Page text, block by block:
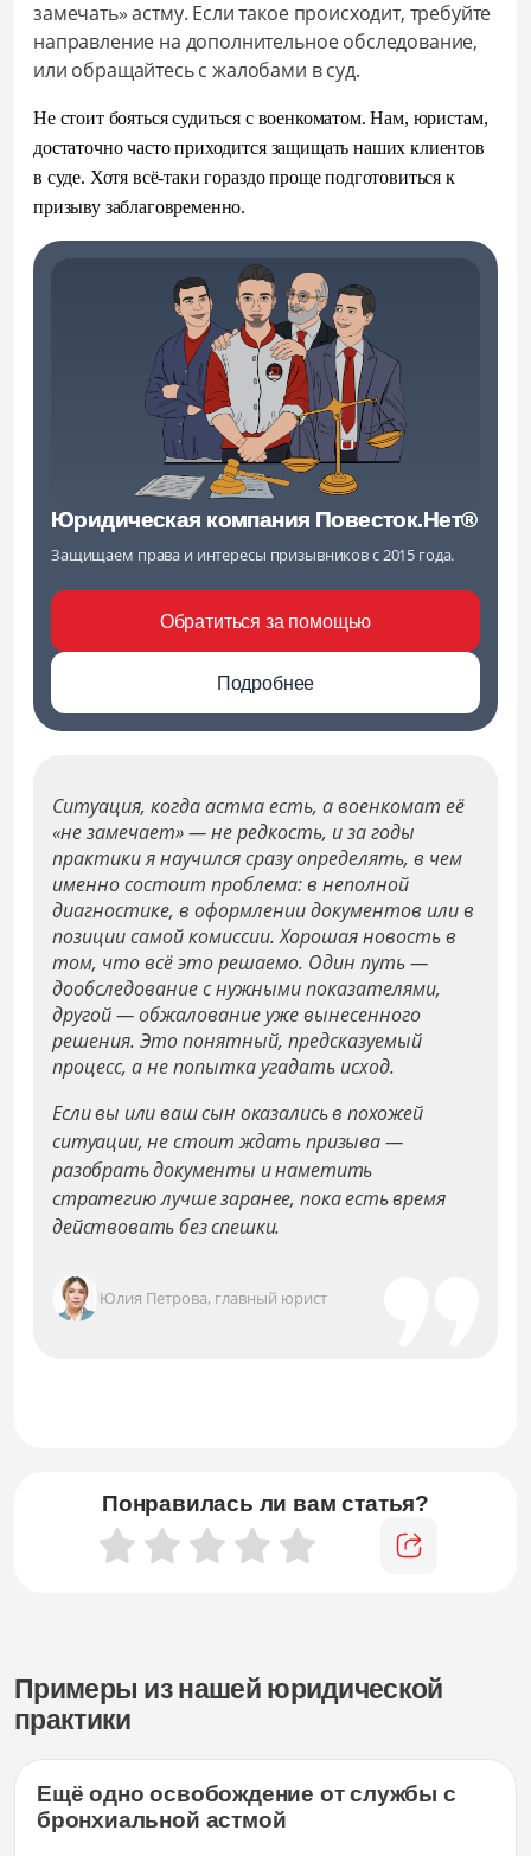
замечать» астму. Если такое происходит, требуйте
направление на дополнительное обследование,
или обращайтесь с жалобами в суд.
Не стоит бояться судиться с военкоматом. Нам, юристам,
достаточно часто приходится защищать наших клиентов
в суде. Хотя всё-таки гораздо проще подготовиться к
призыву заблаговременно.
Юридическая компания Повесток.Нет®
Защищаем права и интересы призывников с 2015 года.
Подробнее
Обратиться за помощью
Ситуация, когда астма есть, а военкомат её
«не замечает» — не редкость, и за годы
практики я научился сразу определять, в чем
именно состоит проблема: в неполной
диагностике, в оформлении документов или в
позиции самой комиссии. Хорошая новость в
том, что всё это решаемо. Один путь —
дообследование с нужными показателями,
другой — обжалование уже вынесенного
решения. Это понятный, предсказуемый
процесс, а не попытка угадать исход.
Если вы или ваш сын оказались в похожей
ситуации, не стоит ждать призыва —
разобрать документы и наметить
стратегию лучше заранее, пока есть время
действовать без спешки.
Юлия Петрова, главный юрист
Понравилась ли вам статья?
Примеры из нашей юридической
практики
Ещё одно освобождение от службы с
бронхиальной астмой